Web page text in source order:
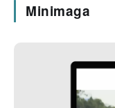
Minimaga